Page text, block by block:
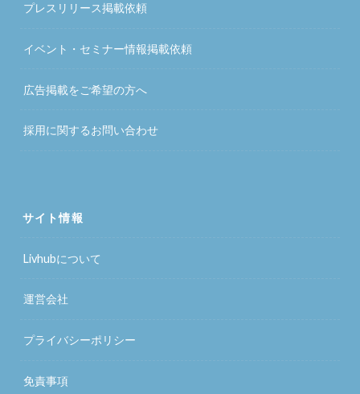
プレスリリース掲載依頼
イベント・セミナー情報掲載依頼
広告掲載をご希望の方へ
採用に関するお問い合わせ
サイト情報
Livhubについて
運営会社
プライバシーポリシー
免責事項